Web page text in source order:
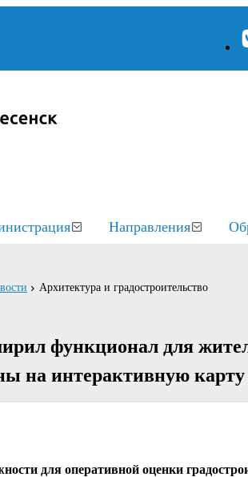
Направления
Архитектура и градостроительство
функционал для
на интерактивную карту
для оперативной оценки